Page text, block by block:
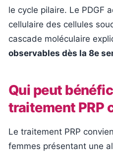
le cycle pilaire. Le PDGF
cellulaire des cellules
cascade moléculaire
observables dès la 8e
Qui peut
traitement PRP
Le traitement PRP
femmes présentant une